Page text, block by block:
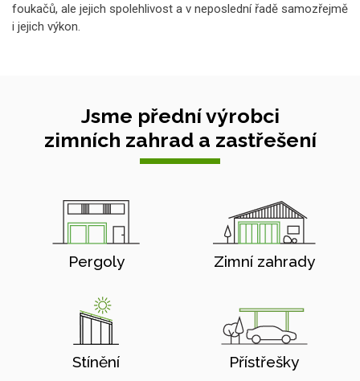
foukačů, ale jejich spolehlivost a v neposlední řadě samozřejmě
i jejich výkon.
Jsme přední výrobci
zimních zahrad a zastřešení
Pergoly Zimní zahrady
Stínění Přístřešky